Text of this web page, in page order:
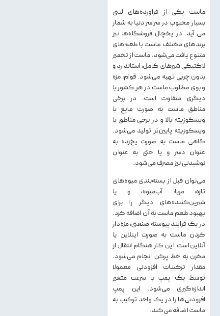
ماست یکی از فراورده‌های لبنی
بسیار محبوب در سراسر دنیا به شمار
می آید. در یخچال فروشگاه‌ها نیز
برندهای مختلف ماست با طعم‌های
متنوع یافت می‌شود. ماست از تخمیر
لاکتیکی شیرهای کامل، استاندارد و
بدون چربی تهیه می‌شود. قوام، مزه
و بوی مطلوب ماست در هر کشور با
دیگری متفاوت است. در برخی
مناطق ماست به صورت مایع با
ویسکوزیته بالا و در برخی مناطق با
ویسکوزیته پایین‌تر تولید می‌شود.
گاهی ماست به صورت یخ‌زده به
عنوان دسر و یا حتی به عنوان
نوشیدنی نیز مصرف می‌شود.
می‌توان قبل از بسته‌بندی میوه‌های
تازه، مربا، آب‌میوه، و یا
شیرین‌کننده‌های دیگر را برای
بهبود طعم ماست به آن اضافه کرد.
در یک فرایند پیوسته صنعتی، مزه‌دار
کردن ماست به صورت اینلاین یا
آنلاین است. این کار هنگام انتقال از
مخزن به خط پرکن انجام می‌شود.
مقدار ترکیبات افزودنی معمولا
توسط یک پمپ با سرعت متغیر
اندازه‌گیری می‌شود. این پمپ
افزودنی‌ها را در یک واحد ترکیب به
ماست اضافه می‌کند.